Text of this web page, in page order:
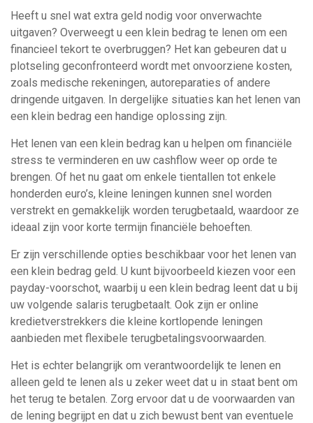
Heeft u snel wat extra geld nodig voor onverwachte
uitgaven? Overweegt u een klein bedrag te lenen om een
financieel tekort te overbruggen? Het kan gebeuren dat u
plotseling geconfronteerd wordt met onvoorziene kosten,
zoals medische rekeningen, autoreparaties of andere
dringende uitgaven. In dergelijke situaties kan het lenen van
een klein bedrag een handige oplossing zijn.
Het lenen van een klein bedrag kan u helpen om financiële
stress te verminderen en uw cashflow weer op orde te
brengen. Of het nu gaat om enkele tientallen tot enkele
honderden euro’s, kleine leningen kunnen snel worden
verstrekt en gemakkelijk worden terugbetaald, waardoor ze
ideaal zijn voor korte termijn financiële behoeften.
Er zijn verschillende opties beschikbaar voor het lenen van
een klein bedrag geld. U kunt bijvoorbeeld kiezen voor een
payday-voorschot, waarbij u een klein bedrag leent dat u bij
uw volgende salaris terugbetaalt. Ook zijn er online
kredietverstrekkers die kleine kortlopende leningen
aanbieden met flexibele terugbetalingsvoorwaarden.
Het is echter belangrijk om verantwoordelijk te lenen en
alleen geld te lenen als u zeker weet dat u in staat bent om
het terug te betalen. Zorg ervoor dat u de voorwaarden van
de lening begrijpt en dat u zich bewust bent van eventuele